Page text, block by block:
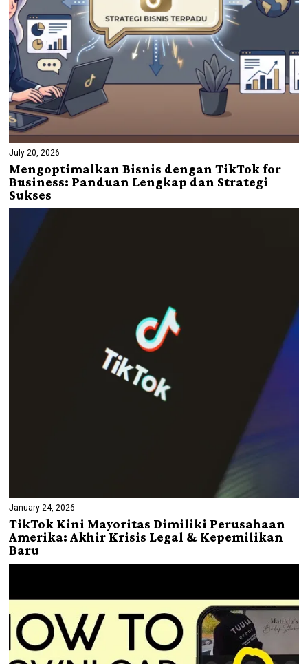
July 20, 2026
Mengoptimalkan Bisnis dengan TikTok for
Business: Panduan Lengkap dan Strategi
Sukses
January 24, 2026
TikTok Kini Mayoritas Dimiliki Perusahaan
Amerika: Akhir Krisis Legal & Kepemilikan
Baru